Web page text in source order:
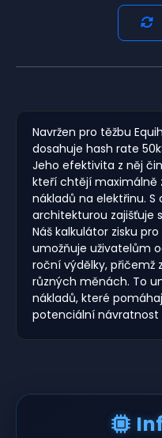
Navržen pro těžbu
dosahuje hash rate
Jeho efektivita z něj
kteří chtějí maximálně
nákladů na elektřinu. S
architekturou zajišťuje
Náš kalkulátor zisku
umožňuje uživatelům
roční výdělky, přičemž
různých měnách. To
nákladů, které
potenciální návratnost